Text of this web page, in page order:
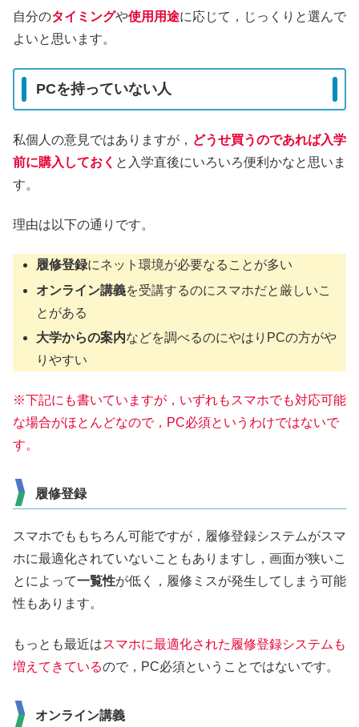
自分のタイミングや使用用途に応じて，じっくりと選んで
よいと思います。
PCを持っていない人
私個人の意見ではありますが， どうせ買うのであれば入学
前に購入しておく と入学直後にいろいろ便利かなと思いま
す。
理由は以下の通りです。
履修登録にネット環境が必要なることが多い
オンライン講義を受講するのにスマホだと厳しいこ
とがある
大学からの案内などを調べるのにやはりPCの方がや
りやすい
※下記にも書いていますが，いずれもスマホでも対応可能
な場合がほとんどなので，PC必須というわけではないで
す。
履修登録
スマホでももちろん可能ですが，履修登録システムがスマ
ホに最適化されていないこともありますし，画面が狭いこ
とによって一覧性が低く，履修ミスが発生してしまう可能
性もあります。
もっとも最近はスマホに最適化された履修登録システムも
増えてきているので，PC必須ということではないです。
オンライン講義